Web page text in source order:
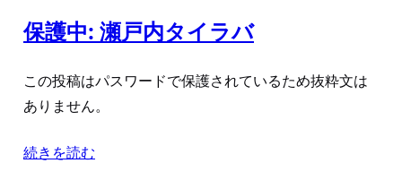
保護中: 瀬戸内タイラバ
この投稿はパスワードで保護されているため抜粋文は
ありません。
続きを読む